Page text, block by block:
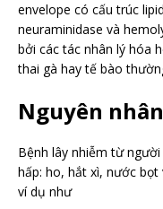
envelope có cấu trúc
neuraminidase và
bởi các tác nhân lý hóa
thai gà hay tế bào
Nguyên nhân
Bệnh lây nhiễm từ
hấp: ho, hắt xì, nước bọt
ví dụ như